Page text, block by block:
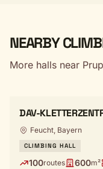
NEARBY
More halls near
DAV-
Feucht, Bayern
CLIMBING HALL
100routes 600m²